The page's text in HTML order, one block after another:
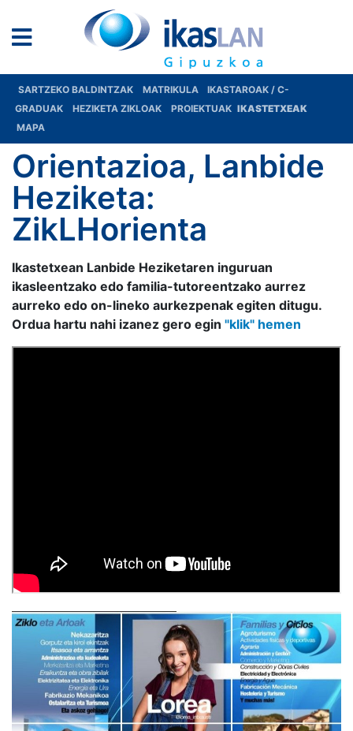
SARTZEKO BALDINTZAK MATRIKULA
IKASTAROAK / C-
GRADUAK
HEZIKETA ZIKLOAK PROIEKTUAK IKASTETXEAK
MAPA
Orientazioa, Lanbide
Heziketa:
ZikLHorienta
Ikastetxean Lanbide Heziketaren inguruan
ikasleentzako edo familia-tutoreentzako aurrez
aurreko edo on-lineko aurkezpenak egiten ditugu.
Ordua hartu nahi izanez gero egin "klik" hemen